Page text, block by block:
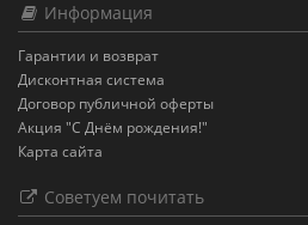
Информация
Гарантии и возврат
Дисконтная система
Договор публичной оферты
Акция "С Днём рождения!"
Карта сайта
Советуем почитать